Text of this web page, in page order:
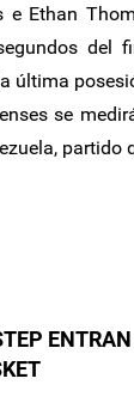
e Ethan
del
última
se
partido